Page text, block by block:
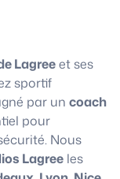
Lagreeet ses
sportif
par un coach
pour
Nous
Lagree les